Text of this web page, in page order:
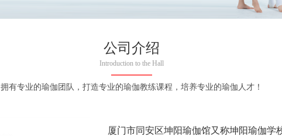
公司介绍
Introduction to the Hall
拥有专业的瑜伽团队，打造专业的瑜伽教练课程，培养专业的瑜伽人才！
厦门市同安区坤阳瑜伽馆又称坤阳瑜伽